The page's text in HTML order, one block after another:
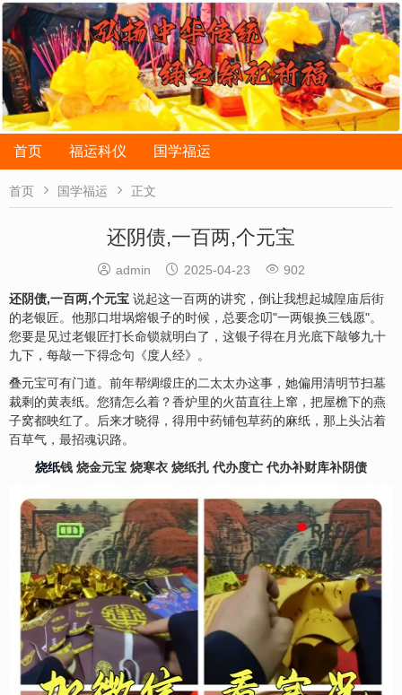
首页 福运科仪 国学福运
首页  国学福运  正文
还阴债,一百两,个元宝
 admin  2025-04-23  902
还阴债,一百两,个元宝 说起这一百两的讲究，倒让我想起城隍庙后街
的老银匠。他那口坩埚熔银子的时候，总要念叨"一两银换三钱愿"。
您要是见过老银匠打长命锁就明白了，这银子得在月光底下敲够九十
九下，每敲一下得念句《度人经》。
叠元宝可有门道。前年帮绸缎庄的二太太办这事，她偏用清明节扫墓
裁剩的黄表纸。您猜怎么着？香炉里的火苗直往上窜，把屋檐下的燕
子窝都映红了。后来才晓得，得用中药铺包草药的麻纸，那上头沾着
百草气，最招魂识路。
烧纸钱 烧金元宝 烧寒衣 烧纸扎 代办度亡 代办补财库补阴债